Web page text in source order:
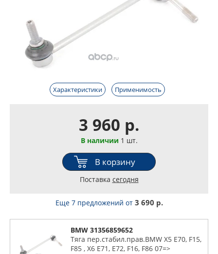
Характеристики Применимость
3 960 р.
В наличии 1 шт.
В корзину
Поставка сегодня
Еще 7 предложений от 3 690 р.
BMW 31356859652
Тяга пер.стабил.прав.BMW X5 E70, F15,
F85 , X6 E71, E72, F16, F86 07=>